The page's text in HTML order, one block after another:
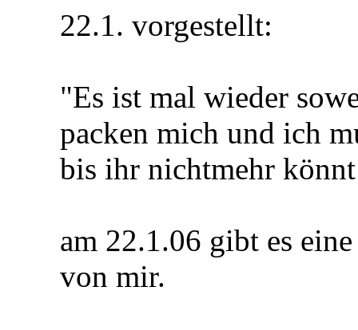
22.1. vorgestellt:
"Es ist mal wieder
packen mich und ich
bis ihr nichtmehr
am 22.1.06 gibt es
von mir.